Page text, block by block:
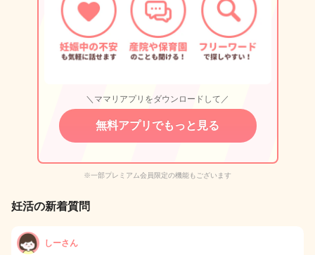
＼ママリアプリをダウンロードして／
無料アプリでもっと見る
※一部プレミアム会員限定の機能もございます
妊活の新着質問
しーさん